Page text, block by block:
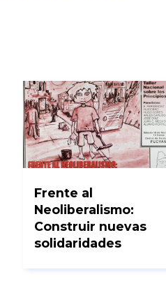
Frente al
Neoliberalismo:
Construir nuevas
solidaridades